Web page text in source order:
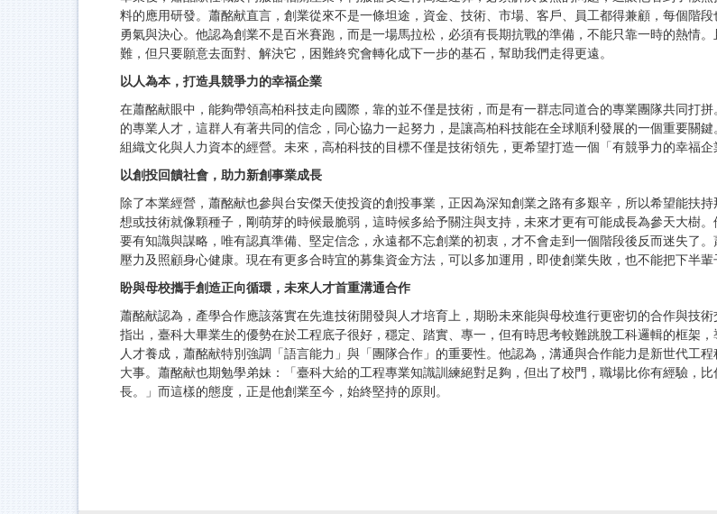
料的應用研發。蕭酩献直言，創業從來不是一條坦途，資金、技術、市場、客戶、員工都得兼顧，每個階
勇氣與決心。他認為創業不是百米賽跑，而是一場馬拉松，必須有長期抗戰的準備，不能只靠一時的熱情
難，但只要願意去面對、解決它，困難終究會轉化成下一步的基石，幫助我們走得更遠。
以人為本，打造具競爭力的幸福企業
在蕭酩献眼中，能夠帶領高柏科技走向國際，靠的並不僅是技術，而是有一群志同道合的專業團隊共同打
的專業人才，這群人有著共同的信念，同心協力一起努力，是讓高柏科技能在全球順利發展的一個重要關
組織文化與人力資本的經營。未來，高柏科技的目標不僅是技術領先，更希望打造一個「有競爭力的幸福企
以創投回饋社會，助力新創事業成長
除了本業經營，蕭酩献也參與台安傑天使投資的創投事業，正因為深知創業之路有多艱辛，所以希望能扶
想或技術就像顆種子，剛萌芽的時候最脆弱，這時候多給予關注與支持，未來才更有可能成長為參天大樹
要有知識與謀略，唯有認真準備、堅定信念，永遠都不忘創業的初衷，才不會走到一個階段後反而迷失了
壓力及照顧身心健康。現在有更多合時宜的募集資金方法，可以多加運用，即使創業失敗，也不能把下半輩
盼與母校攜手創造正向循環，未來人才首重溝通合作
蕭酩献認為，產學合作應該落實在先進技術開發與人才培育上，期盼未來能與母校進行更密切的合作與技
指出，臺科大畢業生的優勢在於工程底子很好，穩定、踏實、專一，但有時思考較難跳脫工科邏輯的框架
人才養成，蕭酩献特別強調「語言能力」與「團隊合作」的重要性。他認為，溝通與合作能力是新世代工
大事。蕭酩献也期勉學弟妹：「臺科大給的工程專業知識訓練絕對足夠，但出了校門，職場比你有經驗，
長。」而這樣的態度，正是他創業至今，始終堅持的原則。